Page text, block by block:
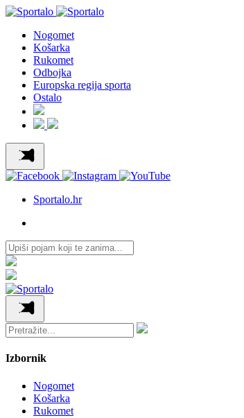
Nogomet
Košarka
Rukomet
Odbojka
Europska regija sporta
Ostalo
Sportalo.hr
Izbornik
Nogomet
Košarka
Rukomet